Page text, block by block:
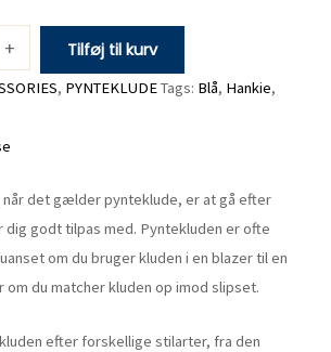
+ Tilføj til kurv
, PYNTEKLUDETags: Blå, Hankie,
det gælder pynteklude, er at gå efter
dig godt tilpas med. Pyntekluden er ofte
om du bruger kluden i en blazer til en
om du matcher kluden op imod slipset.
efter forskellige stilarter, fra den